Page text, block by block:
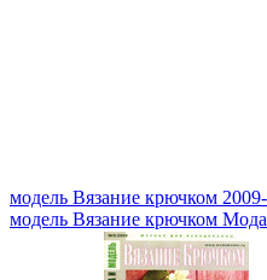
модель Вязание крючком
модель Вязание крючком